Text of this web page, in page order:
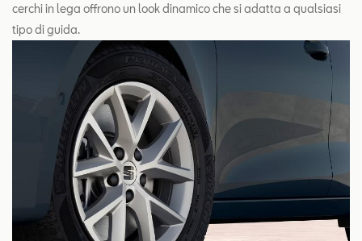
cerchi in lega offrono un look dinamico che si adatta a qualsiasi
tipo di guida.